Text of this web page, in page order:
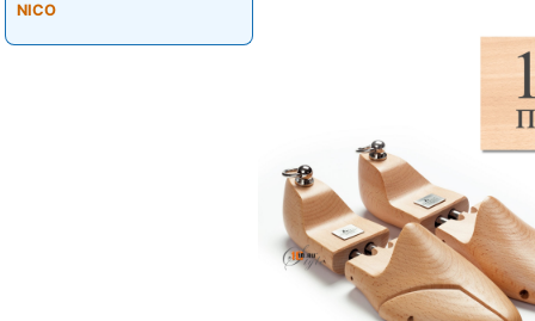
NICO